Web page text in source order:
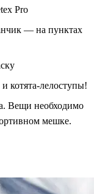
Pro
— на пунктах
котята-лелоступы!
Вещи необходимо
мешке.